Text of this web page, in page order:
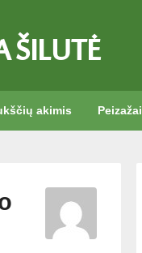
ŠILUTĖ
akimis Peizažai